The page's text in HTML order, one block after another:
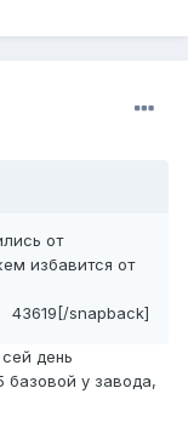
от
избавится от
43619[/snapback]
день
базовой у завода,